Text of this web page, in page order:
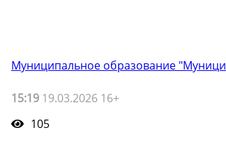
Муниципальное образование
15:19 19.03.2026 16+
105